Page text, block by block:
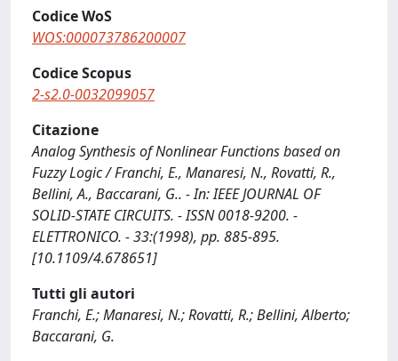
Codice WoS
WOS:000073786200007
Codice Scopus
2-s2.0-0032099057
Citazione
Analog Synthesis of Nonlinear Functions based on
Fuzzy Logic / Franchi, E., Manaresi, N., Rovatti, R.,
Bellini, A., Baccarani, G.. - In: IEEE JOURNAL OF
SOLID-STATE CIRCUITS. - ISSN 0018-9200. -
ELETTRONICO. - 33:(1998), pp. 885-895.
[10.1109/4.678651]
Tutti gli autori
Franchi, E.; Manaresi, N.; Rovatti, R.; Bellini, Alberto;
Baccarani, G.